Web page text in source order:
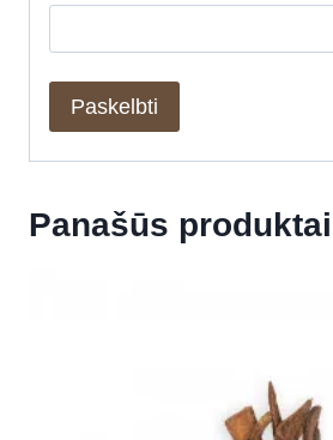
Panašūs produktai